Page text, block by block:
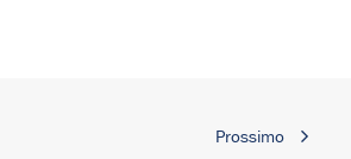
Prossimo